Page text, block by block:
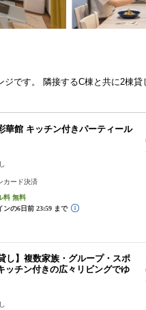
です。 隣接するC棟と共に2棟貸
華館 キッチン付きパーティール
カード決済
し】複数家族・グループ・スポ
ッチン付きの広々リビングでゆ